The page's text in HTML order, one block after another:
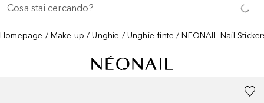
Homepage Make up Unghie Unghie finte NEONAIL Nail